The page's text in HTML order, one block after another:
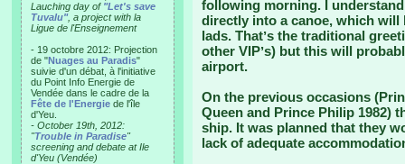
Lauching day of "Let's save
Tuvalu", a project with la
Ligue de l'Enseignement
- 19 octobre 2012: Projection
de "Nuages au Paradis"
suivie d'un débat, à l'initiative
du Point Info Energie de
Vendée dans le cadre de la
Fête de l'Energie de l'île
d'Yeu.
- October 19th, 2012:
"Trouble in Paradise"
screening and debate at Ile
d'Yeu (Vendée)
following morning. I
directly into a canoe, which
lads. Thatʼs the traditional
other VIPʼs) but this will
airport.
On the previous occasions
Queen and Prince Philip 1982)
ship. It was planned that they
lack of adequate